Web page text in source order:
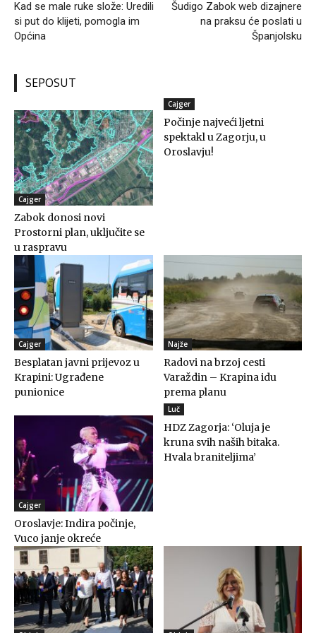
Kad se male ruke slože: Uredili
si put do klijeti, pomogla im
Općina
Šudigo Zabok web dizajnere
na praksu će poslati u
Španjolsku
SEPOSUT
Cajger
Zabok donosi novi
Prostorni plan, uključite se
u raspravu
Cajger
Počinje najveći ljetni
spektakl u Zagorju, u
Oroslavju!
Cajger
Besplatan javni prijevoz u
Krapini: Ugrađene
punionice
Najže
Radovi na brzoj cesti
Varaždin – Krapina idu
prema planu
Cajger
Oroslavje: Indira počinje,
Vuco janje okreće
Luč
HDZ Zagorja: ‘Oluja je
kruna svih naših bitaka.
Hvala braniteljima’